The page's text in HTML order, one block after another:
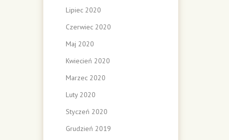
Lipiec 2020
Czerwiec 2020
Maj 2020
Kwiecień 2020
Marzec 2020
Luty 2020
Styczeń 2020
Grudzień 2019